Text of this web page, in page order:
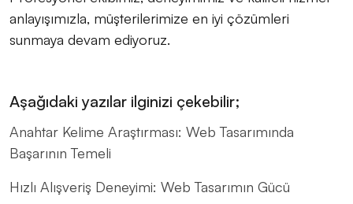
anlayışımızla, müşterilerimize en iyi çözümleri
sunmaya devam ediyoruz.
Aşağıdaki yazılar ilginizi çekebilir;
Anahtar Kelime Araştırması: Web Tasarımında
Başarının Temeli
Hızlı Alışveriş Deneyimi: Web Tasarımın Gücü